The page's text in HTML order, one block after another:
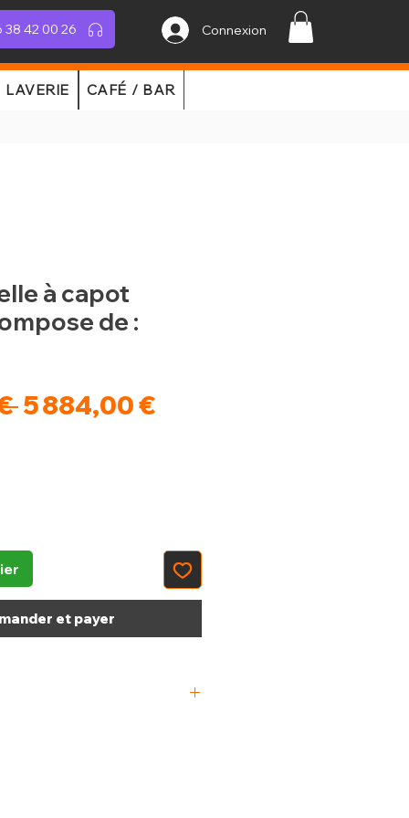
38 42 00 26 Connexion
LAVERIE CAFÉ / BAR
à capot
de :
Prix
5 884,00 €
et payer